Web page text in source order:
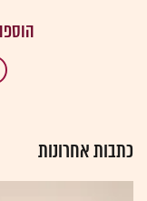
כתבות אחרונות